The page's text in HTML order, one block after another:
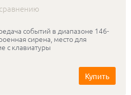
событий в диапазоне 146-
сирена, место для
с клавиатуры
Купить